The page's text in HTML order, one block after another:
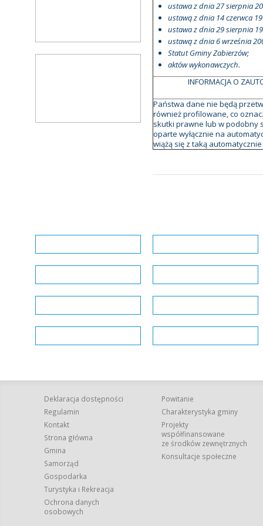
ustawa z dnia 27 sierpnia
ustawą z dnia 14 czerwca
ustawa z dnia 29 sierpnia
ustawą z dnia 6 września
Statut Gminy Zabierzów;
aktów wykonawczych.
INFORMACJA O
Państwa dane nie będą
również profilowane, co
skutki prawne lub w podobny
oparte wyłącznie na
wiążą się z taką
Deklaracja dostępności
Regulamin
Kontakt
Strona główna
Gmina
Samorząd
Gospodarka
Turystyka i Rekreacja
Ochrona danych
osobowych
Powitanie
Charakterystyka gminy
Projekty
współfinansowane
ze środków zewnętrznych
Konsultacje społeczne